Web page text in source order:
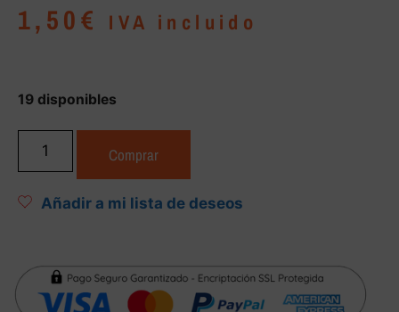
1,50€ IVA incluido
19 disponibles
Comprar
Añadir a mi lista de deseos